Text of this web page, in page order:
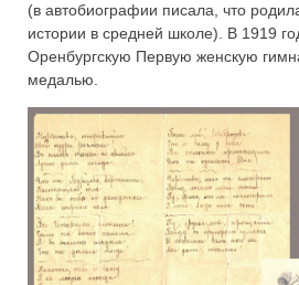
(в автобиографии писала, что
истории в средней школе). В 1919
Оренбургскую Первую женскую
медалью.